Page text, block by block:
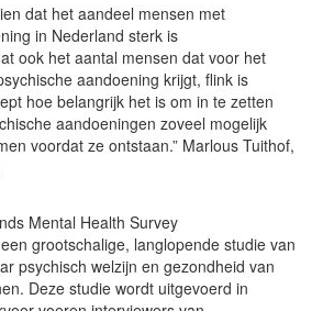
dat het aandeel mensen met
in Nederland sterk is
ook het aantal mensen dat voor het
aandoening krijgt, flink is
hoe belangrijk het is om in te zetten
aandoeningen zoveel mogelijk
voordat ze ontstaan.” Marlous Tuithof,
Mental Health Survey
grootschalige, langlopende studie van
psychisch welzijn en gezondheid van
Deze studie wordt uitgevoerd in